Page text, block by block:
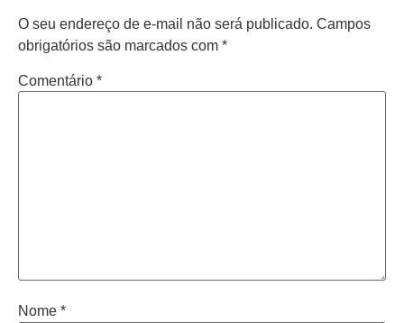
O seu endereço de e-mail não será publicado. Campos
obrigatórios são marcados com *
Comentário *
Nome *